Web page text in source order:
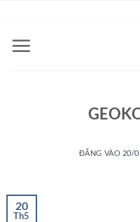
nội
ĐĂNG VÀO 20/
20
Th5